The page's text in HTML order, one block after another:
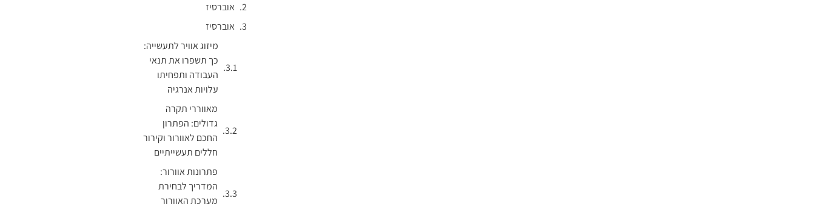
אוברסיז
אוברסיז
מיזוג אוויר לתעשייה:
כך תשפרו את תנאי
העבודה ותפחיתו
עלויות אנרגיה
מאווררי תקרה
גדולים: הפתרון
החכם לאוורור וקירור
חללים תעשייתיים
פתרונות אוורור:
המדריך לבחירת
מערכת האוורור